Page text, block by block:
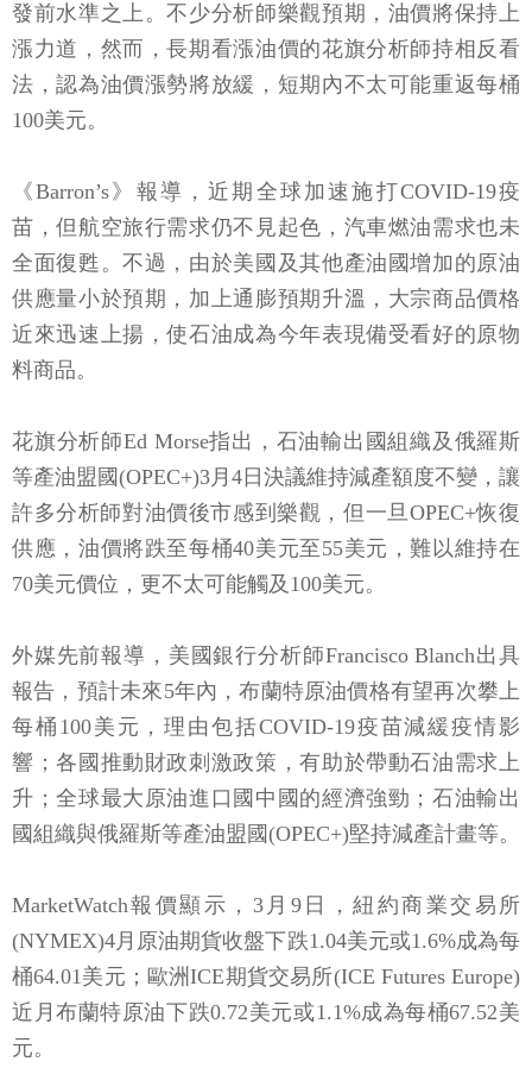
發前水準之上。不少分析師樂觀預期，油價將保持上
漲力道，然而，長期看漲油價的花旗分析師持相反看
法，認為油價漲勢將放緩，短期內不太可能重返每桶
100美元。
《Barron’s》報導，近期全球加速施打COVID-19疫
苗，但航空旅行需求仍不見起色，汽車燃油需求也未
全面復甦。不過，由於美國及其他產油國增加的原油
供應量小於預期，加上通膨預期升溫，大宗商品價格
近來迅速上揚，使石油成為今年表現備受看好的原物
料商品。
花旗分析師Ed Morse指出，石油輸出國組織及俄羅斯
等產油盟國(OPEC+)3月4日決議維持減產額度不變，讓
許多分析師對油價後市感到樂觀，但一旦OPEC+恢復
供應，油價將跌至每桶40美元至55美元，難以維持在
70美元價位，更不太可能觸及100美元。
外媒先前報導，美國銀行分析師Francisco Blanch出具
報告，預計未來5年內，布蘭特原油價格有望再次攀上
每桶100美元，理由包括COVID-19疫苗減緩疫情影
響；各國推動財政刺激政策，有助於帶動石油需求上
升；全球最大原油進口國中國的經濟強勁；石油輸出
國組織與俄羅斯等產油盟國(OPEC+)堅持減產計畫等。
MarketWatch報價顯示，3月9日，紐約商業交易所
(NYMEX)4月原油期貨收盤下跌1.04美元或1.6%成為每
桶64.01美元；歐洲ICE期貨交易所(ICE Futures Europe)
近月布蘭特原油下跌0.72美元或1.1%成為每桶67.52美
元。